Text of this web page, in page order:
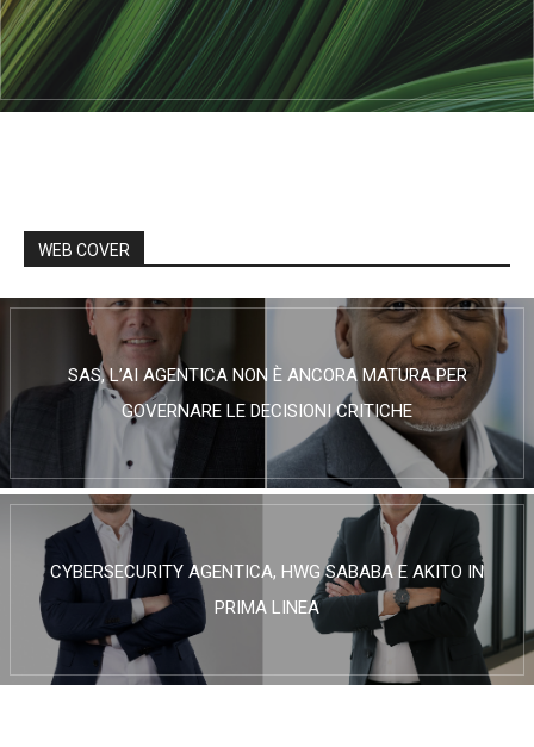
WEB COVER
SAS, L’AI AGENTICA NON È ANCORA MATURA PER
GOVERNARE LE DECISIONI CRITICHE
CYBERSECURITY AGENTICA, HWG SABABA E AKITO IN
PRIMA LINEA